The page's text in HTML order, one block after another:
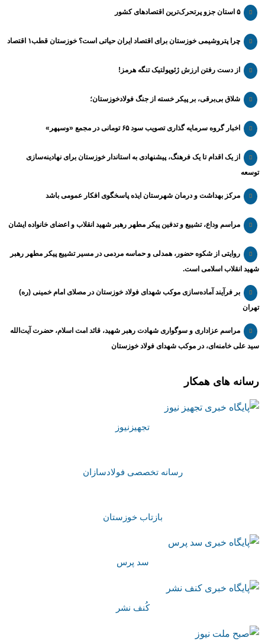
۵ استان جزو پرتحرک‌ترین اقتصاد‌های کشور
چرا پتروشیمی خوزستان برای اقتصاد ایران حیاتی است؟ خوزستان قطب۱ اقتصاد
از دست رفتن ارزش ژئوپولتیک تنگه هرمز!
شلاق‌ بی‌برقی، بر پیکر خسته‌ از جنگ فولادخوزستان؛
اخبار گروه سرمایه گذاری تصویب سود ۶۵ تومانی در مجمع «وسپهر»
از یک اقدام تا یک فرهنگ، پیشنهادی به استاندار خوزستان برای نهادینه‌سازی
توسعه
مرکز بهداشت و درمان شهرستان ایذه پاسخگوی افکار عمومی باشد
مراسم وداع، تشییع و تدفین پیکر مطهر رهبر شهید انقلاب و اعضای خانواده ایشان
روایتی از شکوه حضور، همدلی و حماسه مردمی در مسیر تشییع پیکر مطهر رهبر
شهید انقلاب اسلامی است.
بر فرآیند آماده‌سازی موکب شهدای فولاد خوزستان در مصلای امام خمینی (ره)
تهران
مراسم عزاداری و سوگواری شهادت رهبر شهید، قائد امت اسلام، حضرت آیت‌الله
سید علی خامنه‌ای، در موکب شهدای فولاد خوزستان
رسانه های همکار
تجهیزنیوز
رسانه تخصصی فولادسازان
بازتاب خوزستان
سد پرس
کُنف نشر